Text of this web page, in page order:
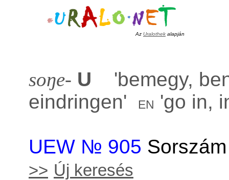
Az Uralothek alapján
soŋe- U 'bemegy,
eindringen' en 'go in,
UEW № 905
>> Új keresés